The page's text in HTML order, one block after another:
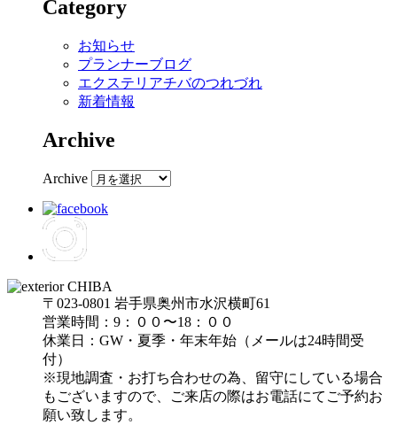
Category
お知らせ
プランナーブログ
エクステリアチバのつれづれ
新着情報
Archive
Archive
〒023-0801 岩手県奥州市水沢横町61
営業時間：9：００〜18：００
休業日：GW・夏季・年末年始（メールは24時間受
付）
※現地調査・お打ち合わせの為、留守にしている場合
もございますので、ご来店の際はお電話にてご予約お
願い致します。